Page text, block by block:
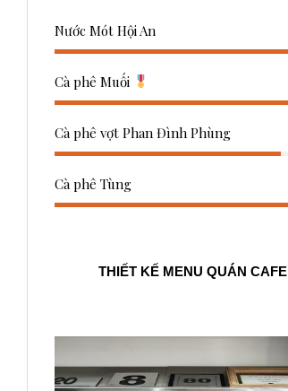
Nước Mót Hội An
Cà phê Muối
Cà phê vợt Phan Đình Phùng
Cà phê Tùng
THIẾT KẾ MENU QUÁN CAFE